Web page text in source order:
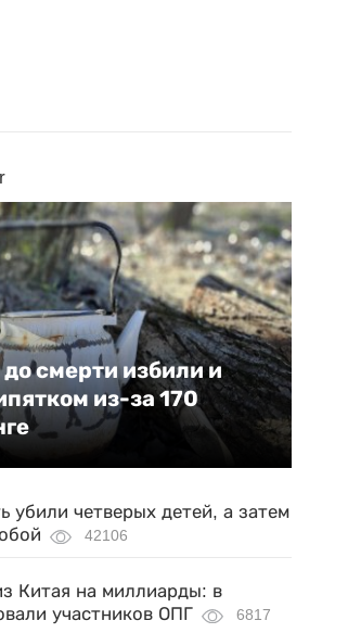
смерти избили и
из-за 170
убили четверых детей, а затем
42106
Китая на миллиарды: в
участников ОПГ
6817